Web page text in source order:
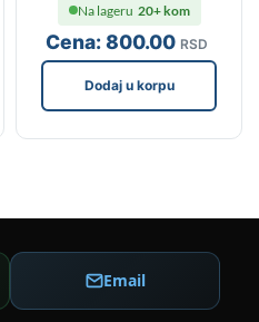
Cena:800.00 RSD
Na lageru 20+ kom
Dodaj u korpu
Email